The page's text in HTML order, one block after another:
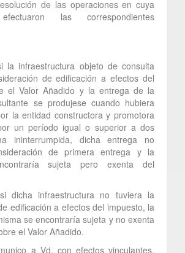
de las operaciones en cuya
las correspondientes
la infraestructura objeto de consulta
de edificación a efectos del
el Valor Añadido y la entrega de la
se produjese cuando hubiera
la entidad constructora y promotora
un período igual o superior a dos
ininterrumpida, dicha entrega no
de primera entrega y la
sujeta pero exenta del
dicha infraestructura no tuviera la
edificación a efectos del impuesto, la
se encontraría sujeta y no exenta
el Valor Añadido.
a Vd. con efectos vinculantes,